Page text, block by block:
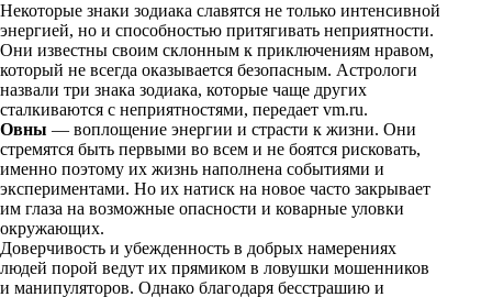
i
t
t
e
r
n
o
k
l
a
s
s
i
l
e
g
r
a
m
p
y
L
i
n
k
Некоторые знаки зодиака славятся не только интенсивной
энергией, но и способностью притягивать неприятности.
Они известны своим склонным к приключениям нравом,
который не всегда оказывается безопасным. Астрологи
назвали три знака зодиака, которые чаще других
сталкиваются с неприятностями, передает vm.ru.
Овны — воплощение энергии и страсти к жизни. Они
стремятся быть первыми во всем и не боятся рисковать,
именно поэтому их жизнь наполнена событиями и
экспериментами. Но их натиск на новое часто закрывает
им глаза на возможные опасности и коварные уловки
окружающих.
Доверчивость и убежденность в добрых намерениях
людей порой ведут их прямиком в ловушки мошенников
и манипуляторов. Однако благодаря бесстрашию и